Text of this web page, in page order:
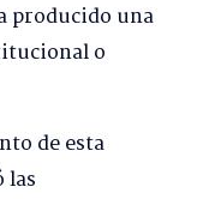
producido una
o
de esta
las